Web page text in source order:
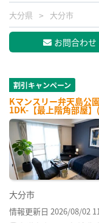
大分県 大分市
お問合わせ
割引キャンペーン
Kマンスリー弁天島公
1DK-【最上階角部屋
大分市
情報更新日 2026/08/02